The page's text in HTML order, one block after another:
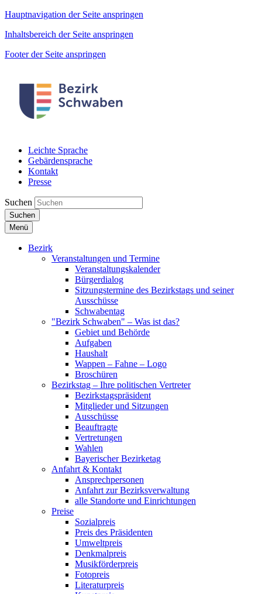
Hauptnavigation der Seite anspringen
Inhaltsbereich der Seite anspringen
Footer der Seite anspringen
Leichte Sprache
Gebärdensprache
Kontakt
Presse
Suchen
Suchen
Menü
Bezirk
Veranstaltungen und Termine
Veranstaltungskalender
Bürgerdialog
Sitzungstermine des Bezirkstags und seiner
Ausschüsse
Schwabentag
"Bezirk Schwaben" – Was ist das?
Gebiet und Behörde
Aufgaben
Haushalt
Wappen – Fahne – Logo
Broschüren
Bezirkstag – Ihre politischen Vertreter
Bezirkstagspräsident
Mitglieder und Sitzungen
Ausschüsse
Beauftragte
Vertretungen
Wahlen
Bayerischer Bezirketag
Anfahrt & Kontakt
Ansprechpersonen
Anfahrt zur Bezirksverwaltung
alle Standorte und Einrichtungen
Preise
Sozialpreis
Preis des Präsidenten
Umweltpreis
Denkmalpreis
Musikförderpreis
Fotopreis
Literaturpreis